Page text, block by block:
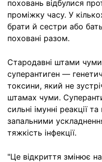
поховань відбулися
проміжку часу. У
брати й сестри або
поховані разом.
Стародавні штами
суперантиген —
токсини, який не
штамах чуми.
сильні імунні реакції
запальними
тяжкість інфекції.
"Це відкриття змінює